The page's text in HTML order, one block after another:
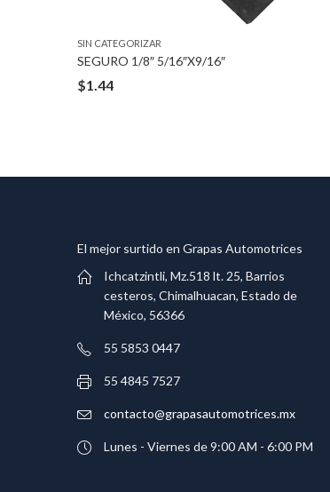
SIN CATEGORIZAR
SEGURO 1/8″ 5/16″X9/16″
$1.44
El mejor surtido en Grapas Automotrices
Ichcatzintli, Mz.518 lt. 25, Barrios
cesteros, Chimalhuacan, Estado de
México, 56366
55 5853 0447
55 4845 7527
contacto@grapasautomotrices.mx
Lunes - Viernes de 9:00 AM - 6:00 PM